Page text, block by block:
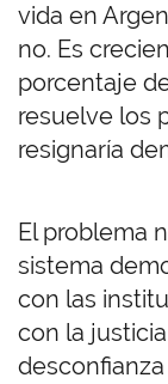
vida en
no. Es
porcentaje
resuelve los
resignaría
El problema
sistema
con las
con la